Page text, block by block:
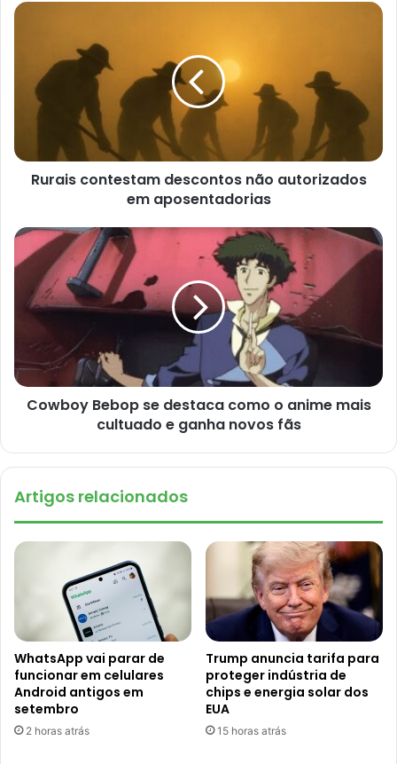
Rurais contestam descontos não autorizados
em aposentadorias
Cowboy Bebop se destaca como o anime mais
cultuado e ganha novos fãs
Artigos relacionados
WhatsApp vai parar de
funcionar em celulares
Android antigos em
setembro
2 horas atrás
Trump anuncia tarifa para
proteger indústria de
chips e energia solar dos
EUA
15 horas atrás